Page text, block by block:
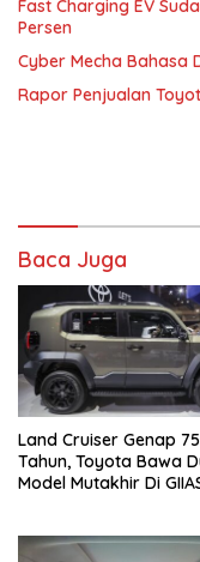
Fast Charging EV
Persen
Cyber Mecha Bahasa
Rapor Penjualan
Baca Juga
Land Cruiser Genap 75
Tahun, Toyota Bawa
Model Mutakhir Di